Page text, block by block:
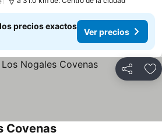
precios exactos
Ver precios
Compartir
Covenas